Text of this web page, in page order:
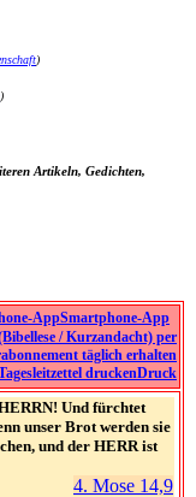
)
)
Artikeln, Gedichten,
Smartphone-App
Druck
Und fürchtet
unser Brot werden sie
und der HERR ist
4. Mose 14,9